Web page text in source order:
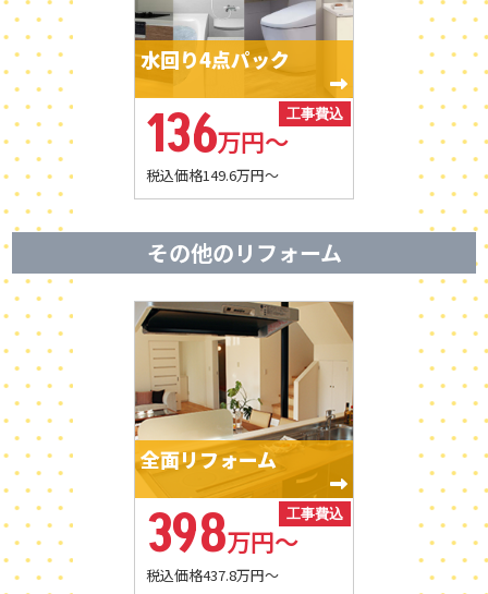
住み心地を向上させるだけでな
く、住宅の資産価値向上にもつ
ながります。 住宅ローンでリフ
ォーム費用を借りる方法と利用
条件 住宅ローンを活用すること
で、リフォーム費用の負担を軽
減できます。 住宅ローンの借り
換え時にリフォーム費用をまと
めて借りる方法があります。 住
宅購入時にリフォーム費用を組
み込む方法もあります。 金融機
関によって条件は異なります
工事契約書の提出が必要です。
住宅ローンの金利は一般的なリ
フォームローンより低い傾向が
あります。 現在の住宅ローン金
利は比較的低水準で推移してい
るため、大規模なリフォームを
検討する場合は有効な選択肢と
なります。 ただし、審査には一
定の時間が必要です。工事開始
時期から逆算して早めに準備を
進めることが大切です。 リフォ
ームローンと住宅ローンの違い
を比較 リフォーム費用を借りる
用負担を軽減できます。断熱窓
の設置では最大200万円規模の
補助が受けられる場合がありま
す。高効率給湯器の交換では10
万円以上の補助が出るケースが
あります。 リフォームプラスで
は、内窓設置とエコキュート交
換を同時に施工し、約70万円の
補助金を活用した事例がありま
す。補助金を利用することで、
一戸建てのリフォーム費用を大
きく削減できます。補助金には
申請期限があります。工事前の
相談が重要です。 ―――――――――― 【リフォ
ーム甲府市の費用相場は？キッ
チン・浴室・外壁の価格目安】
一戸建てのリフォーム費用の相
場で最も問い合わせが多い工事
は水回りです。キッチンリフォ
ームの費用相場は80万円〜150
万円です。ユニットバス交換は
90万円〜160万円が目安です。
トイレ交換は15万円〜40万円
が一般的です。 外壁塗装のリフ
ォーム費用の相場は30坪で90
万円〜130万円です。屋根塗装
器交換でも10万円以上の補助が
出る場合があります。 リフォー
ム費用とローンのバランスを取
るために、補助金を先に確定さ
せることが大切です。リフォー
ムプラスの実体験では、内窓と
エコキュートを同時に工事し、
約70万円の補助を受けた事例が
あります。補助金を活用した結
果、ローン借入額を減らすこと
期と条件が厳しいため、事前相
談が必要です。 ―――――――――― 【リフォー
ム甲府市の費用相場は？水回
り・外壁・全面改修の目安】 リ
フォーム費用とローンを検討す
る際は、まず費用相場の把握が
必要です。キッチンのリフォー
ム費用は80万円〜150万円で
す。ユニットバスは90万円〜
160万円です。トイレは15万
円〜40万円が一般的です。 外
壁塗装は30坪で90万円〜130万
円です。屋根塗装は40万円〜80
万円です。全面リフォームは
800万円〜1,500万円が相場で
水回り4点パック
136万円～
工事費込
税込価格149.6万円～
その他のリフォーム
全面リフォーム
398万円～
工事費込
税込価格437.8万円～